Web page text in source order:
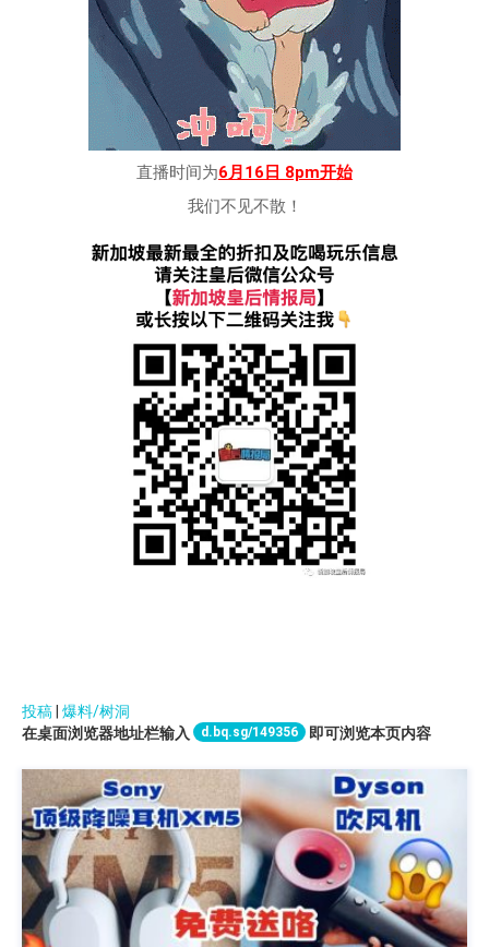
直播时间为6月16日 8pm开始
我们不见不散！
投稿 爆料/树洞
在桌面浏览器地址栏输入
d.bq.sg/149356 即可浏览本页内容